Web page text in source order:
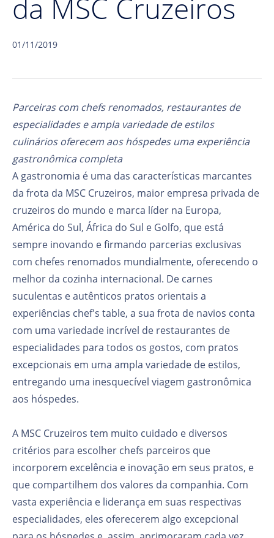
da MSC Cruzeiros
01/11/2019
Parceiras com chefs renomados, restaurantes de
especialidades e ampla variedade de estilos
culinários oferecem aos hóspedes uma experiência
gastronômica completa
A gastronomia é uma das características marcantes
da frota da MSC Cruzeiros, maior empresa privada de
cruzeiros do mundo e marca líder na Europa,
América do Sul, África do Sul e Golfo, que está
sempre inovando e firmando parcerias exclusivas
com chefes renomados mundialmente, oferecendo o
melhor da cozinha internacional. De carnes
suculentas e autênticos pratos orientais a
experiências chef's table, a sua frota de navios conta
com uma variedade incrível de restaurantes de
especialidades para todos os gostos, com pratos
excepcionais em uma ampla variedade de estilos,
entregando uma inesquecível viagem gastronômica
aos hóspedes.
A MSC Cruzeiros tem muito cuidado e diversos
critérios para escolher chefs parceiros que
incorporem excelência e inovação em seus pratos, e
que compartilhem dos valores da companhia. Com
vasta experiência e liderança em suas respectivas
especialidades, eles oferecerem algo excepcional